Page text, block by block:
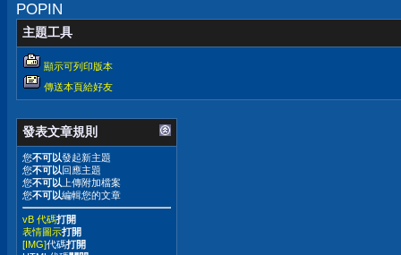
POPIN
主題工具
顯示可列印版本
傳送本頁給好友
發表文章規則
您不可以發起新主題
您不可以回應主題
您不可以 上傳附加檔案
您不可以編輯您的文章
vB 代碼打開
表情圖示打開
[IMG]代碼打開